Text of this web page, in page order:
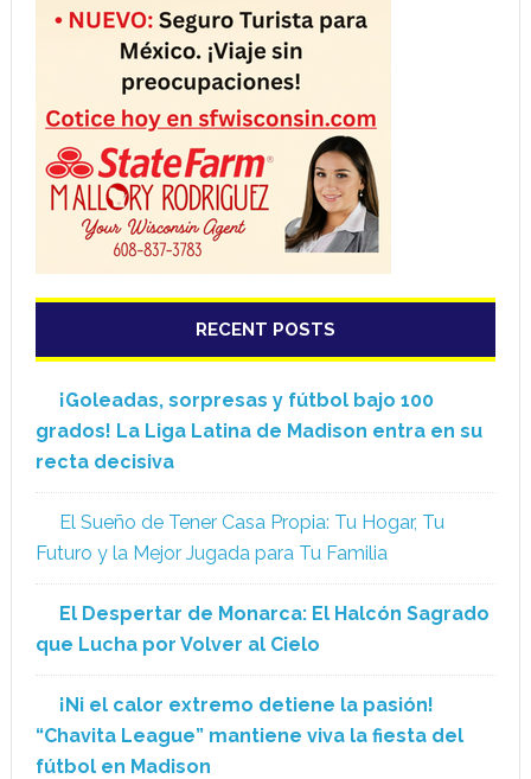
RECENT POSTS
¡Goleadas, sorpresas y fútbol bajo 100
grados! La Liga Latina de Madison entra en su
recta decisiva
El Sueño de Tener Casa Propia: Tu Hogar, Tu
Futuro y la Mejor Jugada para Tu Familia
El Despertar de Monarca: El Halcón Sagrado
que Lucha por Volver al Cielo
¡Ni el calor extremo detiene la pasión!
“Chavita League” mantiene viva la fiesta del
fútbol en Madison